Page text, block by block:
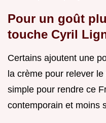
Pour un goût
touche Cyril
Certains ajoutent une
la crème pour relever
simple pour rendre ce
contemporain et moins